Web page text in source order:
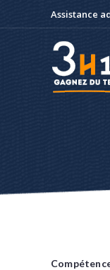
Assistance